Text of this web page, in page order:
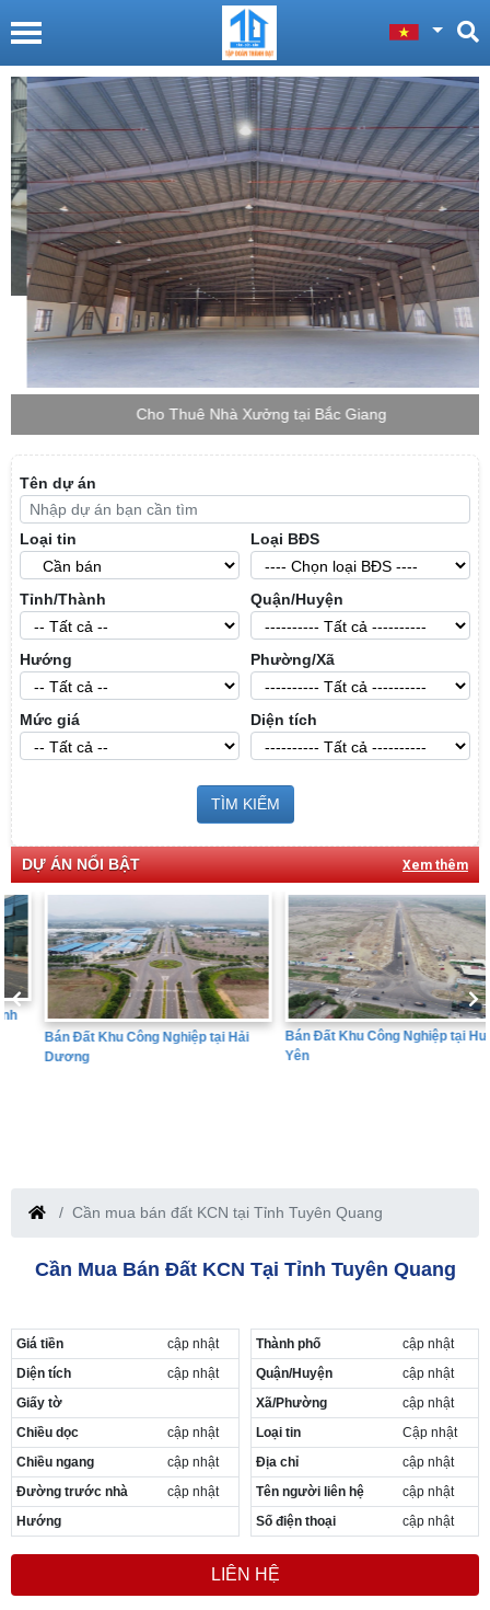
Cho Thuê Nhà Xưởng tại Bắc Giang
Tên dự án
Loại tin Loại BĐS
Tỉnh/Thành Quận/Huyện
Hướng Phường/Xã
Mức giá Diện tích
TÌM KIẾM
DỰ ÁN NỔI BẬT Xem thêm
Bán Đất Khu Công Nghiệp tại Hải
Dương
Bán Đất Khu Công Nghiệp tại Hưng
Cần mua bán đất KCN tại Tỉnh Tuyên Quang
Cần Mua Bán Đất KCN Tại Tỉnh Tuyên Quang
Giá tiền
cập nhật
Diện tích
cập nhật
Giấy tờ
Chiều dọc
cập nhật
Chiều ngang
cập nhật
Đường trước nhà
cập nhật
Hướng
Thành phố
cập nhật
Quận/Huyện
cập nhật
Xã/Phường
cập nhật
Loại tin
Cập nhật
Địa chỉ
cập nhật
Tên người liên hệ
cập nhật
Số điện thoại
cập nhật
LIÊN HỆ